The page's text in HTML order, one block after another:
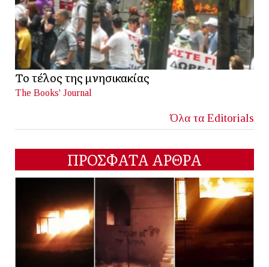
Το τέλος της μνησικακίας
The Books' Journal
Όλα τα Editorials
ΠΡΟΣΦΑΤΑ ΑΡΘΡΑ